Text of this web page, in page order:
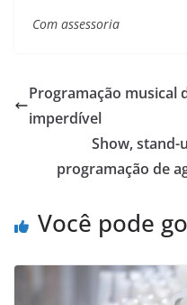
Com assessoria
Programação musical
imperdível
Show, stand-
programação de
Você pode